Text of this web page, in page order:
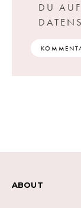
DU
ABOUT